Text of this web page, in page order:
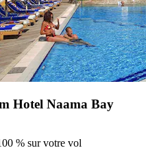
Hotel Naama Bay
% sur votre vol